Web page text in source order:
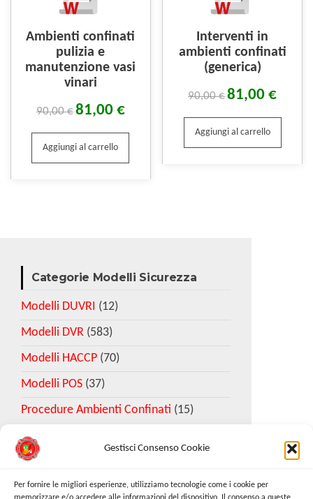
Gestisci Consenso Cookie
Per fornire le migliori esperienze, utilizziamo tecnologie come i cookie per
Ambienti confinati
pulizia e
manutenzione vasi
vinari
90,00€81,00 €
Aggiungi al carrello
Interventi in
ambienti confinati
(generica)
90,00€81,00€
Aggiungi al carrello
Categorie Modelli Sicurezza
Modelli DUVRI (12)
Modelli DVR (583)
Modelli HACCP (70)
Modelli POS (37)
Procedure Ambienti Confinati (15)